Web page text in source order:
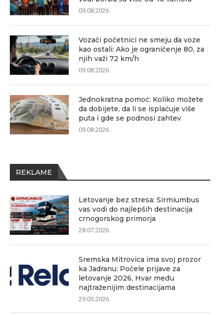
09.08.2026.
Vozači početnici ne smeju da voze
kao ostali: Ako je ograničenje 80, za
njih važi 72 km/h
09.08.2026.
Jednokratna pomoć: Koliko možete
da dobijete, da li se isplaćuje više
puta i gde se podnosi zahtev
09.08.2026.
REKLAME
Letovanje bez stresa: Sirmiumbus
vas vodi do najlepših destinacija
crnogorskog primorja
28.07.2026.
Sremska Mitrovica ima svoj prozor
ka Jadranu: Počele prijave za
letovanje 2026, Hvar među
najtraženijim destinacijama
29.05.2026.